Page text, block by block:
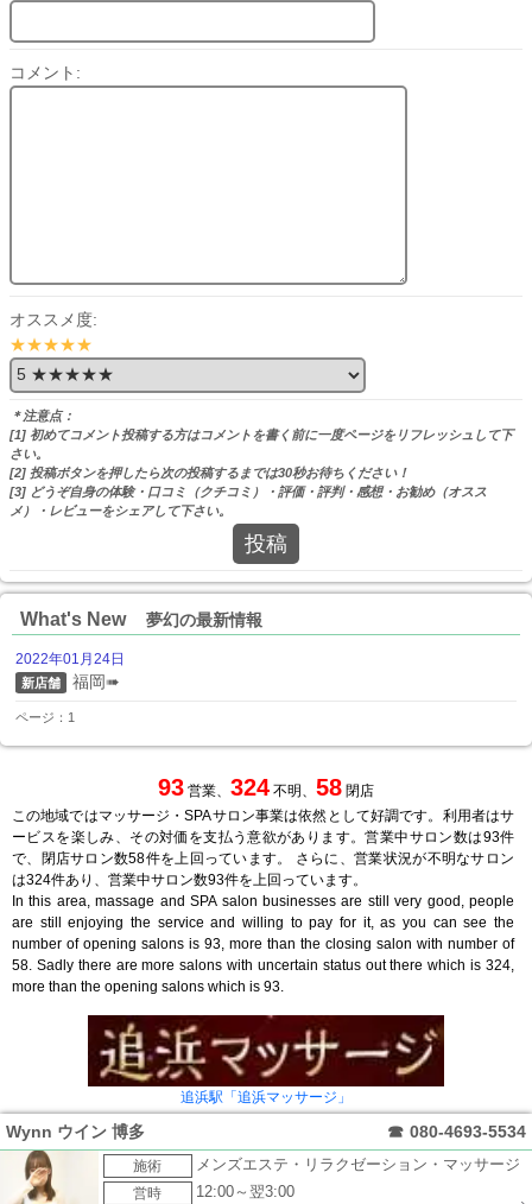
コメント:
オススメ度:
★★★★★
＊注意点：
[1] 初めてコメント投稿する方はコメントを書く前に一度ページをリフレッシュして下
さい。
[2] 投稿ボタンを押したら次の投稿するまでは30秒お待ちください！
[3] どうぞ自身の体験・口コミ（クチコミ）・評価・評判・感想・お勧め（オスス
メ）・レビューをシェアして下さい。
投稿
What's New 夢幻の最新情報
2022年01月24日
新店舗 福岡➠
ページ：1
93 営業、 324 不明、 58 閉店
この地域ではマッサージ・SPAサロン事業は依然として好調です。利用者はサ
ービスを楽しみ、その対価を支払う意欲があります。営業中サロン数は93件
で、閉店サロン数58件を上回っています。 さらに、営業状況が不明なサロン
は324件あり、営業中サロン数93件を上回っています。
In this area, massage and SPA salon businesses are still very good, people
are still enjoying the service and willing to pay for it, as you can see the
number of opening salons is 93, more than the closing salon with number of
58. Sadly there are more salons with uncertain status out there which is 324,
more than the opening salons which is 93.
追浜駅「追浜マッサージ」
Wynn ウイン 博多 ☎ 080-4693-5534
施術
メンズエステ・リラクゼーション・マッサージ
営時
12:00～翌3:00